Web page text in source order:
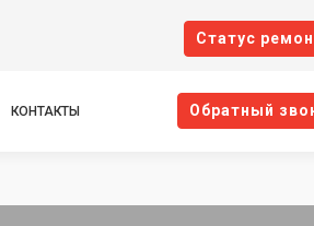
Cтатус
КОНТАКТЫ Oбратный